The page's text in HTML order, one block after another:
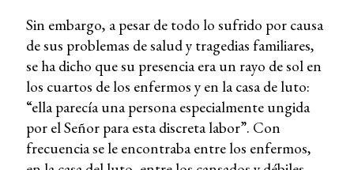
Sin embargo, a pesar de todo lo sufrido por causa
de sus problemas de salud y tragedias familiares,
se ha dicho que su presencia era un rayo de sol en
los cuartos de los enfermos y en la casa de luto:
“ella parecía una persona especialmente ungida
por el Señor para esta discreta labor”. Con
frecuencia se le encontraba entre los enfermos,